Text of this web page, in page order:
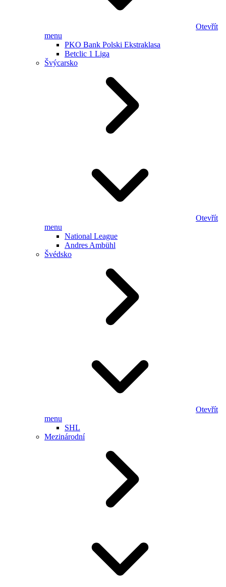
Otevřít
menu
PKO Bank Polski Ekstraklasa
Betclic 1 Liga
Švýcarsko
Otevřít
menu
National League
Andres Ambühl
Švédsko
Otevřít
menu
SHL
Mezinárodní